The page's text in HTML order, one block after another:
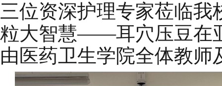
三位资深护理专家莅临我
粒大智慧——耳穴压豆在
由医药卫生学院全体教师